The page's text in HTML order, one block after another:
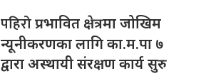
पहिरोप्रभावित क्षेत्रमा जोखिम
न्यूनीकरणका लागि का.म.पा ७
द्वारा अस्थायी संरक्षण कार्य सुरु